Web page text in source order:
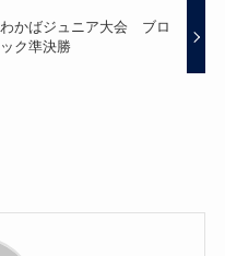
わかばジュニア大会 ブロ
ック準決勝